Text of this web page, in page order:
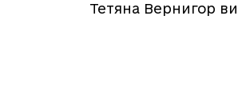
Тетяна Вернигор